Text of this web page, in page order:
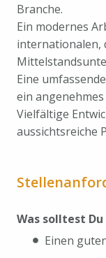
Branche.
Ein modernes
internationalen,
Eine
ein
Vielfältige
aussichtsreiche
Was solltest
Einen